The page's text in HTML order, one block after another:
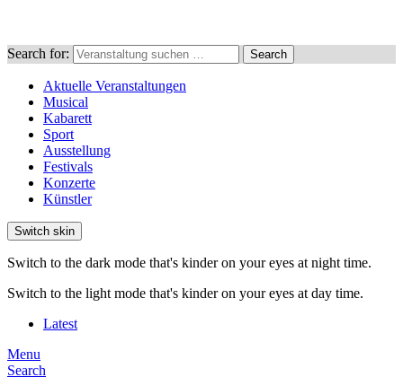
Search for: Search
Aktuelle Veranstaltungen
Musical
Kabarett
Sport
Ausstellung
Festivals
Konzerte
Künstler
Switch skin
Switch to the dark mode that's kinder on your eyes at night time.
Switch to the light mode that's kinder on your eyes at day time.
Latest
Menu
Search